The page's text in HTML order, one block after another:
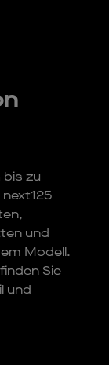
bis zu
und
Modell.
Sie
und